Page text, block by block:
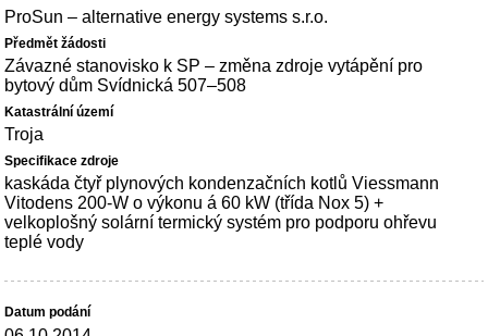
ProSun – alternative energy systems s.r.o.
Závazné stanovisko k SP – změna zdroje vytápění pro
bytový dům Svídnická 507–508
Troja
kaskáda čtyř plynových kondenzačních kotlů Viessmann
Vitodens 200-W o výkonu á 60 kW (třída Nox 5) +
velkoplošný solární termický systém pro podporu ohřevu
teplé vody